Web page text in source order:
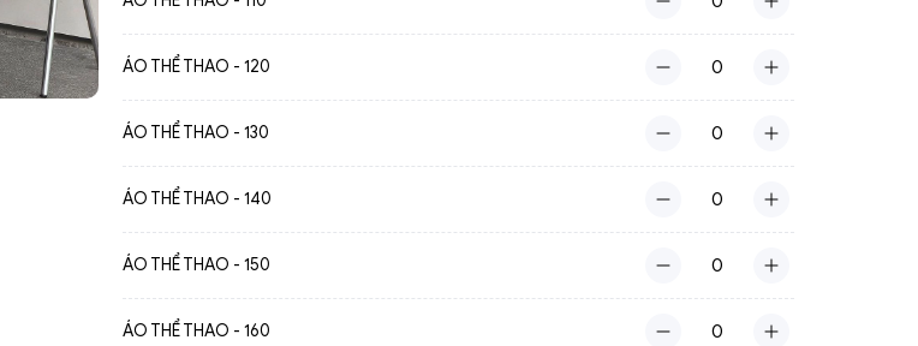
ÁO THỂ THAO - 120
ÁO THỂ THAO - 130
ÁO THỂ THAO - 140
ÁO THỂ THAO - 150
ÁO THỂ THAO - 160